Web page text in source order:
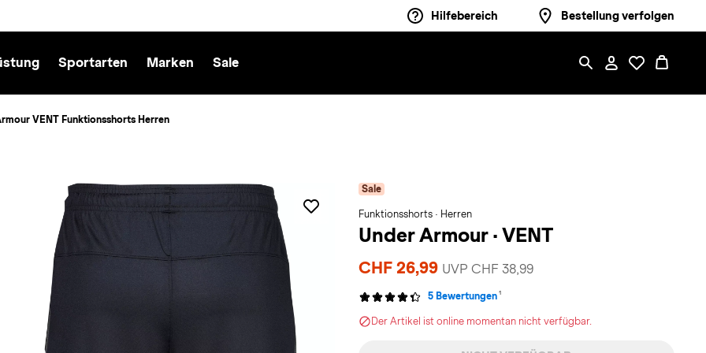
Hilfebereich Bestellung verfolgen
Sportarten Marken Sale
VENT Funktionsshorts Herren
Sale
Funktionsshorts · Herren
Under Armour · VENT
CHF 26,99 UVP CHF 38,99
5 Bewertungen 1
Der Artikel ist online momentan nicht verfügbar.